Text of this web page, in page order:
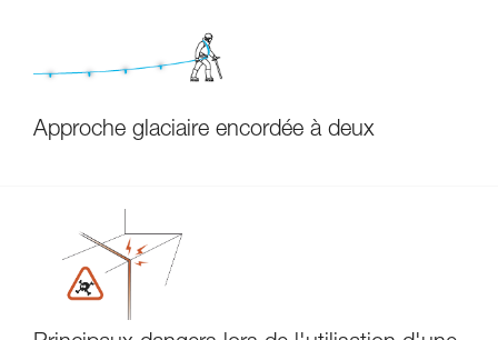
Approche glaciaire encordée à deux